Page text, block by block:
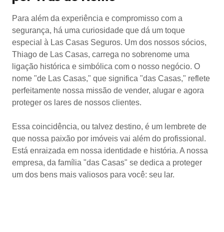
Para além da experiência e compromisso com a
segurança, há uma curiosidade que dá um toque
especial à Las Casas Seguros. Um dos nossos sócios,
Thiago de Las Casas, carrega no sobrenome uma
ligação histórica e simbólica com o nosso negócio. O
nome "de Las Casas," que significa "das Casas," reflete
perfeitamente nossa missão de vender, alugar e agora
proteger os lares de nossos clientes.
Essa coincidência, ou talvez destino, é um lembrete de
que nossa paixão por imóveis vai além do profissional.
Está enraizada em nossa identidade e história. A nossa
empresa, da família "das Casas" se dedica a proteger
um dos bens mais valiosos para você: seu lar.